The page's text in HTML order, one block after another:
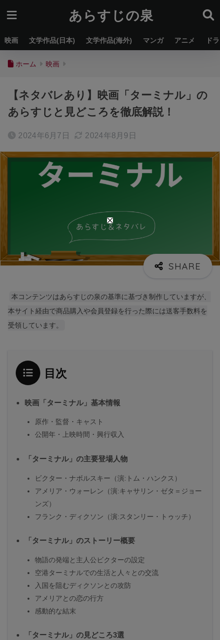
あらすじの泉
映画 文学作品(日本) 文学作品(海外) マンガ アニメ ド
ホーム 映画
【ネタバレあり】映画「ターミナル」の
あらすじと見どころを徹底解説！
2024年6月7日 2024年8月9日
本コンテンツはあらすじの泉の基準に基づき制作していますが、
本サイト経由で商品購入や会員登録を行った際には送客手数料を
受領しています。
目次
映画「ターミナル」基本情報
原作・監督・キャスト
公開年・上映時間・興行収入
「ターミナル」の主要登場人物
ビクター・ナボルスキー（演:トム・ハンクス）
アメリア・ウォーレン（演:キャサリン・ゼタ＝ジョー
ンズ）
フランク・ディクソン（演:スタンリー・トゥッチ）
「ターミナル」のストーリー概要
物語の発端と主人公ビクターの設定
空港ターミナルでの生活と人々との交流
入国を阻むディクソンとの攻防
アメリアとの恋の行方
感動的な結末
「ターミナル」の見どころ3選